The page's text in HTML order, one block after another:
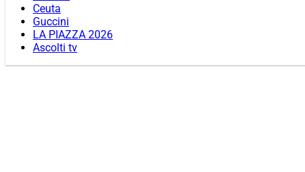
Ceuta
Guccini
LA PIAZZA 2026
Ascolti tv